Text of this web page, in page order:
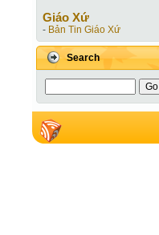
Giáo Xứ
- Bản Tin Giáo Xứ
Search